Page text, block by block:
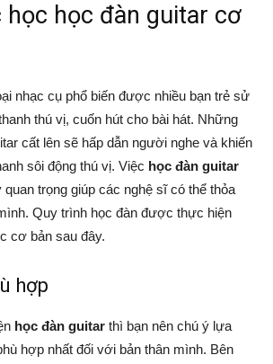
học học đàn guitar cơ
nhạc cụ phổ biến được nhiều bạn trẻ sử
thú vị, cuốn hút cho bài hát. Những
cất lên sẽ hấp dẫn người nghe và khiến
sôi động thú vị. Việc học đàn guitar
trọng giúp các nghệ sĩ có thể thỏa
Quy trình học đàn được thực hiện
cơ bản sau đây.
hợp
học đàn guitar thì bạn nên chú ý lựa
hợp nhất đối với bản thân mình. Bên